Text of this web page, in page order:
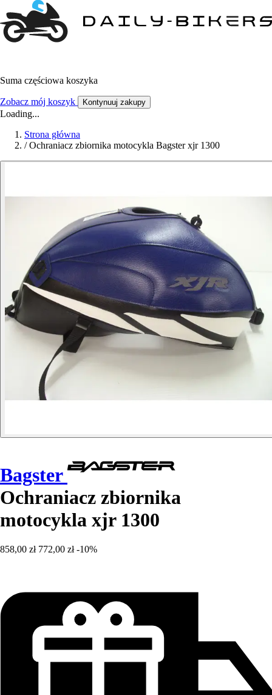
Suma częściowa koszyka
Zobacz mój koszyk Kontynuuj zakupy
Loading...
Strona główna
/ Ochraniacz zbiornika motocykla Bagster xjr 1300
Bagster
Ochraniacz zbiornika
motocykla xjr 1300
858,00 zł 772,00 zł -10%